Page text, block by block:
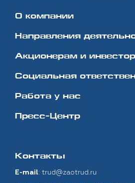
О компании
Направления
Акционерам и
Социальная
Работа у нас
Пресс-Центр
Контакты
E-mail: trud@zaotrud.ru